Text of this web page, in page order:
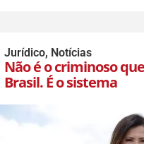
Jurídico, Notícias
Não é o criminoso
Brasil. É o sistema